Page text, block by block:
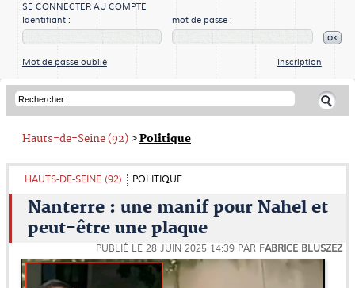
SE CONNECTER AU COMPTE
Identifiant :
mot de passe :
ok
Mot de passe oublié Inscription
Hauts-de-Seine (92) >Politique
HAUTS-DE-SEINE (92) POLITIQUE
Nanterre : une manif pour Nahel et
peut-être une plaque
PUBLIÉ LE 28 JUIN 2025 14:39 PAR FABRICE BLUSZEZ